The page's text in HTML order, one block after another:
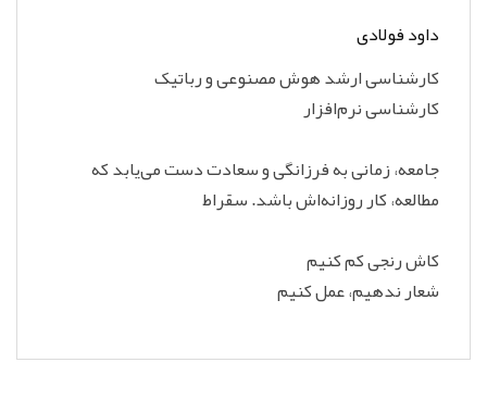
داود فولادی
​کارشناسی ارشد هوش مصنوعی و رباتیک
​کارشناسی نرم‌افزار
جامعه، زمانی به فرزانگی و سعادت دست می‌یابد که
مطالعه، کار روزانه‌اش باشد. سقراط
کاش رنجی کم کنیم
شعار ندهیم، عمل کنیم